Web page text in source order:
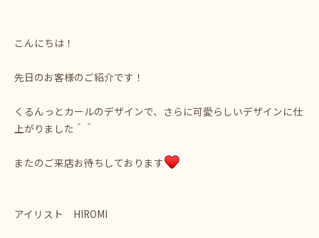
こんにちは！
先日のお客様のご紹介です！
くるんっとカールのデザインで、さらに可愛らしいデザインに仕
上がりました＾＾
またのご来店お待ちしております
アイリスト HIROMI